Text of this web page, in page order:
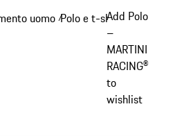
uomo /Polo e t-shirt/
Add Polo
–
MARTINI
RACING®
to
wishlist